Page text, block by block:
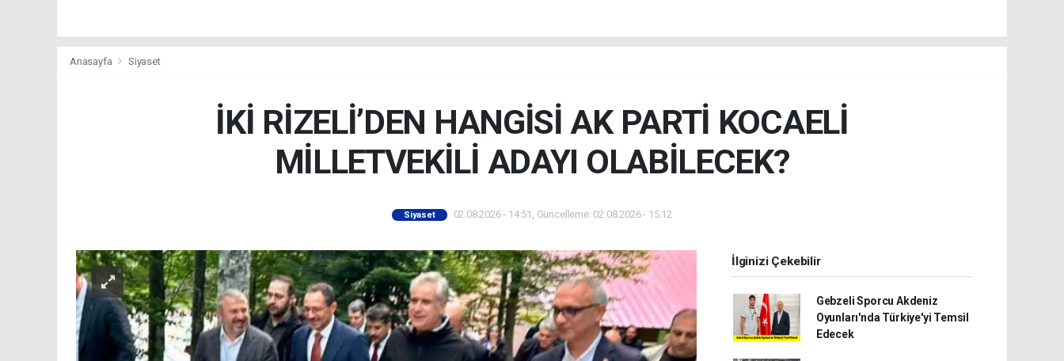
Anasayfa Siyaset
İKİ RİZELİ’DEN HANGİSİ AK PARTİ KOCAELİ
MİLLETVEKİLİ ADAYI OLABİLECEK?
Siyaset 02.08.2026 - 14:51, Güncelleme: 02.08.2026 - 15:12
İlginizi Çekebilir
Gebzeli Sporcu Akdeniz
Oyunları'nda Türkiye'yi Temsil
Edecek